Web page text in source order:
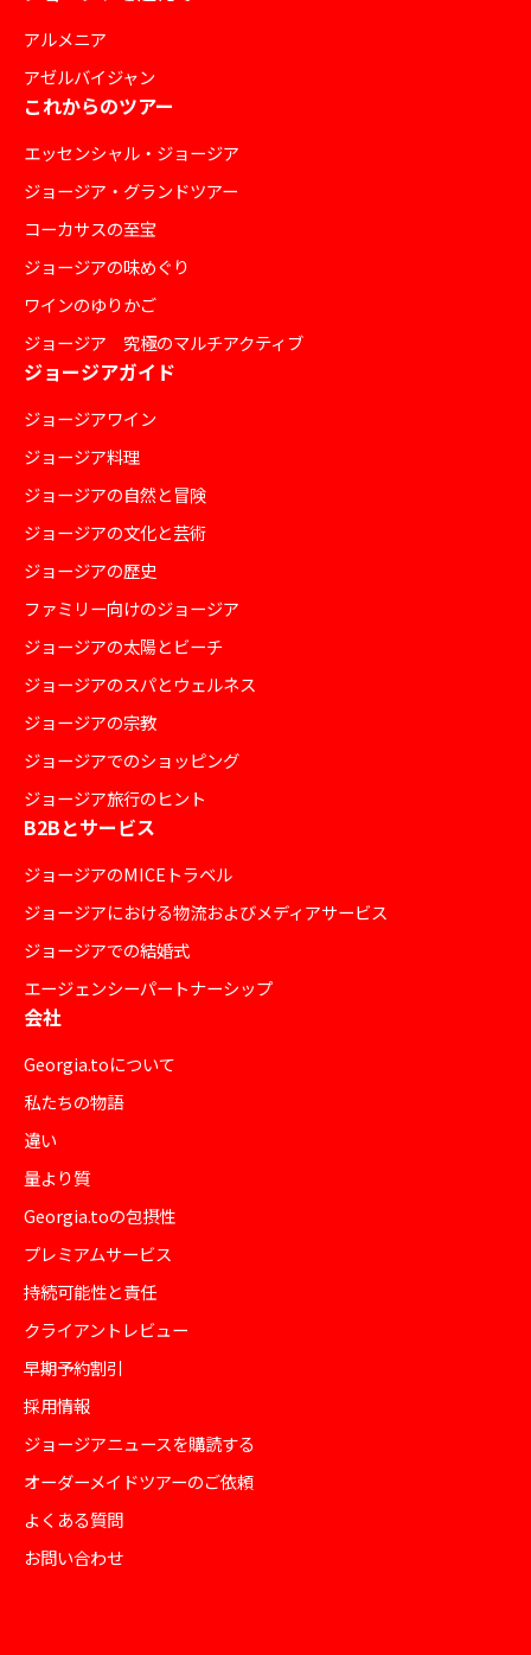
アルメニア
アゼルバイジャン
これからのツアー
エッセンシャル・ジョージア
ジョージア・グランドツアー
コーカサスの至宝
ジョージアの味めぐり
ワインのゆりかご
ジョージア 究極のマルチアクティブ
ジョージアガイド
ジョージアワイン
ジョージア料理
ジョージアの自然と冒険
ジョージアの文化と芸術
ジョージアの歴史
ファミリー向けのジョージア
ジョージアの太陽とビーチ
ジョージアのスパとウェルネス
ジョージアの宗教
ジョージアでのショッピング
ジョージア旅行のヒント
B2Bとサービス
ジョージアのMICEトラベル
ジョージアにおける物流およびメディアサービス
ジョージアでの結婚式
エージェンシーパートナーシップ
会社
Georgia.toについて
私たちの物語
違い
量より質
Georgia.toの包摂性
プレミアムサービス
持続可能性と責任
クライアントレビュー
早期予約割引
採用情報
ジョージアニュースを購読する
オーダーメイドツアーのご依頼
よくある質問
お問い合わせ